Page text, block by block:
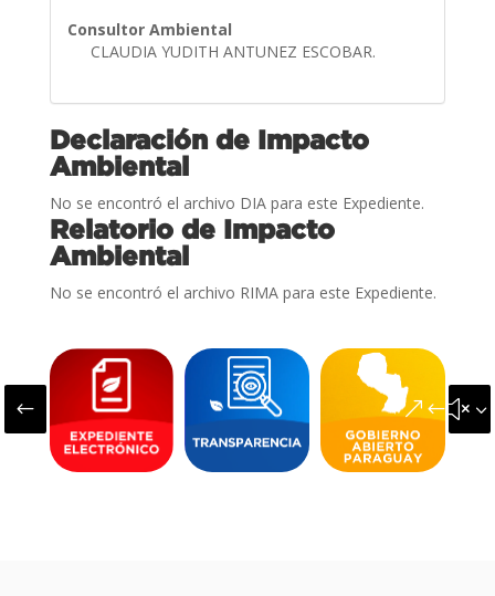
Consultor Ambiental
CLAUDIA YUDITH ANTUNEZ ESCOBAR.
Declaración de Impacto
Ambiental
No se encontró el archivo DIA para este Expediente.
Relatorio de Impacto
Ambiental
No se encontró el archivo RIMA para este Expediente.
#